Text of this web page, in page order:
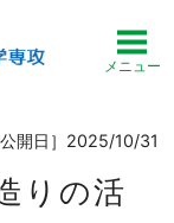
公開日］2025/10/31
りの活